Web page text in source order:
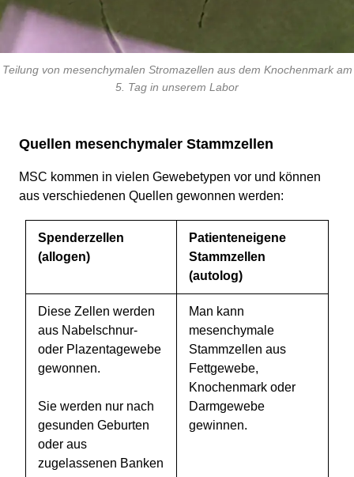
Teilung von mesenchymalen Stromazellen aus dem Knochenmark am
5. Tag in unserem Labor
Quellen mesenchymaler Stammzellen
MSC kommen in vielen Gewebetypen vor und können
aus verschiedenen Quellen gewonnen werden:
Spenderzellen
(allogen)
Patienteneigene
Stammzellen
(autolog)
Diese Zellen werden
aus Nabelschnur-
oder Plazentagewebe
gewonnen.
Sie werden nur nach
gesunden Geburten
oder aus
zugelassenen Banken
Man kann
mesenchymale
Stammzellen aus
Fettgewebe,
Knochenmark oder
Darmgewebe
gewinnen.